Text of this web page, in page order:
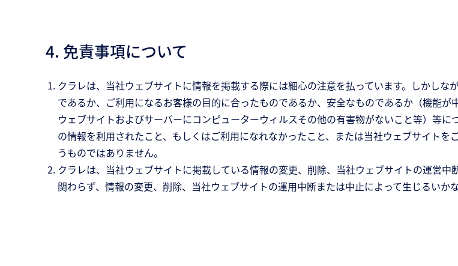
4. 免責事項について
クラレは、当社ウェブサイトに情報を掲載する際には細心の注意を払っています。しかし
であるか、ご利用になるお客様の目的に合ったものであるか、安全なものであるか（機能
ウェブサイトおよびサーバーにコンピューターウィルスその他の有害物がないこと等）等
の情報を利用されたこと、もしくはご利用になれなかったこと、または当社ウェブサイト
うものではありません。
クラレは、当社ウェブサイトに掲載している情報の変更、削除、当社ウェブサイトの運営
関わらず、情報の変更、削除、当社ウェブサイトの運用中断または中止によって生じるいか